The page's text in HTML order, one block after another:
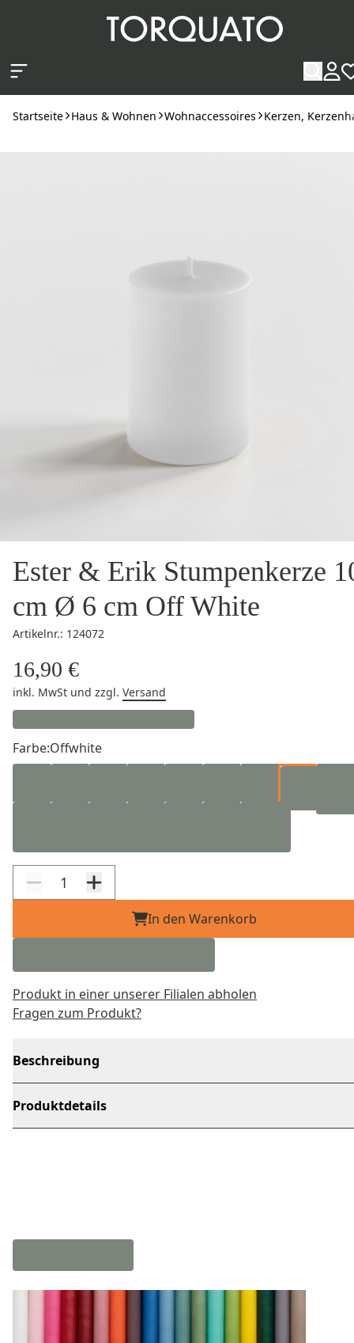
Startseite Haus & Wohnen Wohnaccessoires Kerzen,
Ester & Erik Stumpenkerze
cm Ø 6 cm Off White
Artikelnr.: 124072
16,90 €
inkl. MwSt und zzgl. Versand
Farbe:Offwhite
In den Warenkorb
Produkt in einer unserer Filialen abholen
Fragen zum Produkt?
Beschreibung
Produktdetails